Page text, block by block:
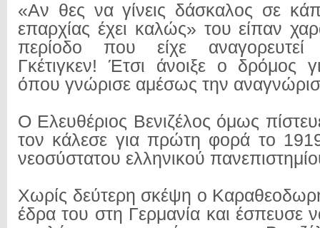
«Αν θες να γίνεις δάσκαλος σε
επαρχίας έχει καλώς» του είπαν
περίοδο που είχε
Γκέτιγκεν! Έτσι άνοιξε ο δρόμος
όπου γνώρισε αμέσως την
Ο Ελευθέριος Βενιζέλος όμως
τον κάλεσε για πρώτη φορά το
νεοσύστατου ελληνικού
Χωρίς δεύτερη σκέψη ο
έδρα του στη Γερμανία και έσπευσε